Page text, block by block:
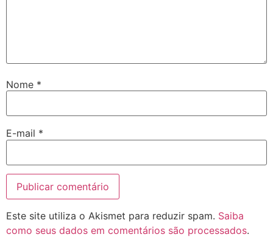
Nome *
E-mail *
Este site utiliza o Akismet para reduzir spam. Saiba
como seus dados em comentários são processados.